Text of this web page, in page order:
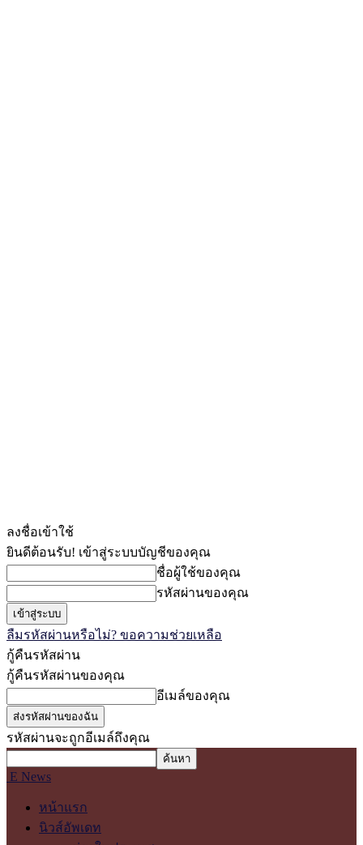
ลงชื่อเข้าใช้
ยินดีต้อนรับ! เข้าสู่ระบบบัญชีของคุณ
ชื่อผู้ใช้ของคุณ
รหัสผ่านของคุณ
ลืมรหัสผ่านหรือไม่? ขอความช่วยเหลือ
กู้คืนรหัสผ่าน
กู้คืนรหัสผ่านของคุณ
อีเมล์ของคุณ
รหัสผ่านจะถูกอีเมล์ถึงคุณ
E News
หน้าแรก
นิวส์อัพเดท